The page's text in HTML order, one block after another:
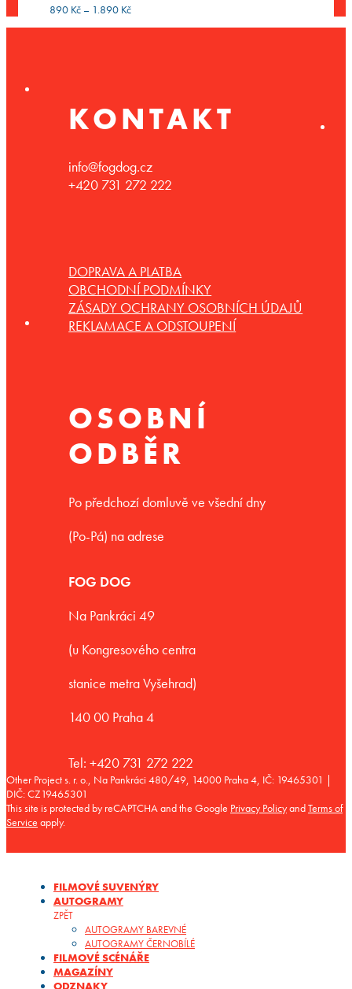
890 Kč – 1.890 KčRozpětí
KONTAKT
info@fogdog.cz
+420 731 272 222
DOPRAVA A PLATBA
OBCHODNÍ PODMÍNKY
ZÁSADY OCHRANY OSOBNÍCH ÚDAJŮ
REKLAMACE A ODSTOUPENÍ
OSOBNÍ
ODBĚR
Po předchozí domluvě ve všední dny
(Po-Pá) na adrese
FOG DOG
Na Pankráci 49
(u Kongresového centra
stanice metra Vyšehrad)
140 00 Praha 4
Tel: +420 731 272 222
Other Project s. r. o., Na Pankráci 480/49, 14000 Praha 4, IČ: 19465301 |
DIČ: CZ19465301
This site is protected by reCAPTCHA and the Google Privacy PolicyandTerms of
Service apply.
FILMOVÉ SUVENÝRY
AUTOGRAMY
ZPĚT
AUTOGRAMY BAREVNÉ
AUTOGRAMY ČERNOBÍLÉ
FILMOVÉ SCÉNÁŘE
MAGAZÍNY
ODZNAKY